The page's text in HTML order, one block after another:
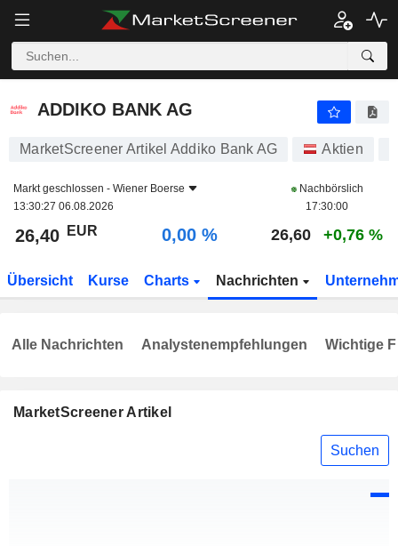
ADDIKO BANK AG
ADDIKO BANK AG
MarketScreener Artikel Addiko Bank AG Aktien
Markt geschlossen - Wiener Boerse
13:30:27 06.08.2026
Nachbörslich
17:30:00
26,40 EUR 0,00 % 26,60 +0,76 %
Übersicht Kurse Charts Nachrichten
MarketScreener Artikel
Suchen
Alle Nachrichten Analystenempfehlungen Wichtige